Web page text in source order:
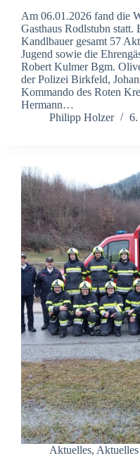
Am 06.01.2026 fand die
Gasthaus Rodlstubn
Kandlbauer gesamt 57
Jugend sowie die
Robert Kulmer Bgm.
der Polizei Birkfeld,
Kommando des Roten
Hermann…
Philipp Holzer
6.
Aktuelles,